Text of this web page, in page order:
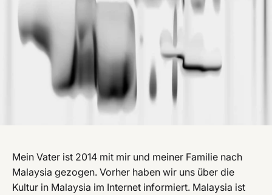
Mein Vater ist 2014 mit mir und meiner Familie nach
Malaysia gezogen. Vorher haben wir uns über die
Kultur in Malaysia im Internet informiert. Malaysia ist